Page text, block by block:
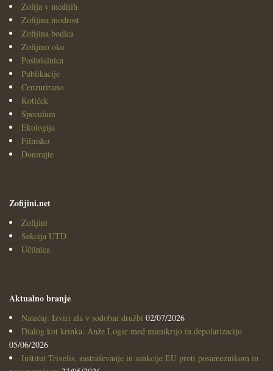
Zofija v medijih
Zofijina modrost
Zofijina bodica
Zofijino oko
Poslušalnica
Publikacije
Cenzurirano
Kotiček
Speculum
Ekologija
Filmsko
Donirajte
Zofijini.net
Zofijini
Sekcija UTD
Učilnica
Aktualno branje
Natečaj: Izviri zla v sodobni družbi 02/07/2026
Dialog kot krinka: Anže Logar med mimikrijo in depolarizacijo
05/06/2026
Inštitut Trivelis, zastraševanje in sankcije EU proti posameznikom in